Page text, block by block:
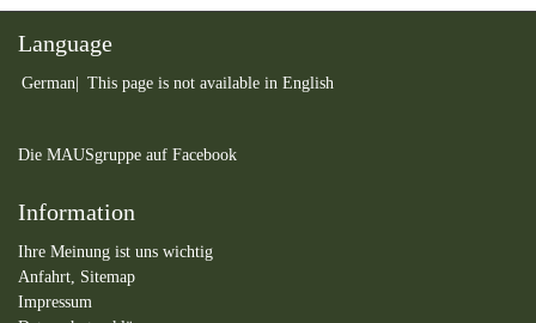
Language
German This page is not available in English
Die MAUSgruppe auf Facebook
Information
Ihre Meinung ist uns wichtig
Anfahrt, Sitemap
Impressum